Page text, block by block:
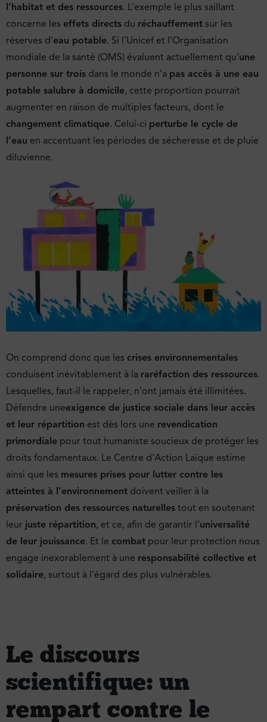
l’habitat et des ressources. L’exemple le plus saillant
concerne les effets directs du réchauffement sur les
réserves d’eau potable. Si l’Unicef et l’Organisation
mondiale de la santé (OMS) évaluent actuellement qu’une
personne sur trois dans le monde n’a pas accès à une eau
potable salubre à domicile, cette proportion pourrait
augmenter en raison de multiples facteurs, dont le
changement climatique. Celui-ci perturbe le cycle de
l’eau en accentuant les périodes de sécheresse et de pluie
diluvienne.
On comprend donc que les crises environnementales
conduisent inévitablement à la raréfaction des ressources.
Lesquelles, faut-il le rappeler, n’ont jamais été illimitées.
Défendre uneexigence de justice sociale dans leur accès
et leur répartition est dès lors une revendication
primordiale pour tout humaniste soucieux de protéger les
droits fondamentaux. Le Centre d’Action Laïque estime
ainsi que les mesures prises pour lutter contre les
atteintes à l’environnement doivent veiller à la
préservation des ressources naturelles tout en soutenant
leur juste répartition, et ce, afin de garantir l’universalité
de leur jouissance. Et le combat pour leur protection nous
engage inexorablement à une responsabilité collective et
solidaire, surtout à l’égard des plus vulnérables.
Le discours
scientifique : un
rempart contre le